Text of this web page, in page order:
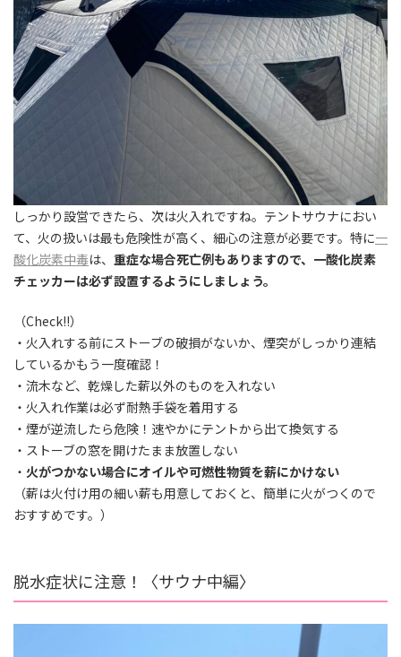
しっかり設営できたら、次は火入れですね。 テントサウナにおい
て、火の扱いは最も危険性が高く、細心の注意が必要です。特に一
酸化炭素中毒は、 重症な場合死亡例もありますので、一酸化炭素
チェッカーは必ず設置するようにしましょう。
（Check!!）
・火入れする前にストーブの破損がないか、煙突がしっかり連結
しているかもう一度確認！
・流木など、乾燥した薪以外のものを入れない
・火入れ作業は必ず耐熱手袋を着用する
・煙が逆流したら危険！速やかにテントから出て換気する
・ストーブの窓を開けたまま放置しない
・ 火がつかない場合にオイルや可燃性物質を薪にかけない
（薪は火付け用の細い薪も用意しておくと、簡単に火がつくので
おすすめです。）
脱水症状に注意！〈サウナ中編〉